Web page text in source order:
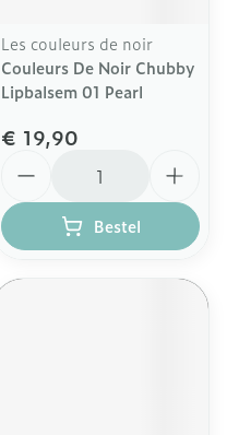
Les couleurs de noir
Couleurs De Noir Chubby
Lipbalsem 01 Pearl
€ 19,90
Bestel